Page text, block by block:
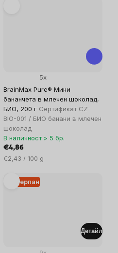
BrainMax Pure® Мини
бананчета в млечен шоколад,
БИО, 200 г Сертификат CZ-
BIO-001 / БИО банани в млечен
шоколад
5x
В наличност > 5 бр.
€4,86
Цена
мярка:
€2,43 / 100 g
Изчерпан
Детайл